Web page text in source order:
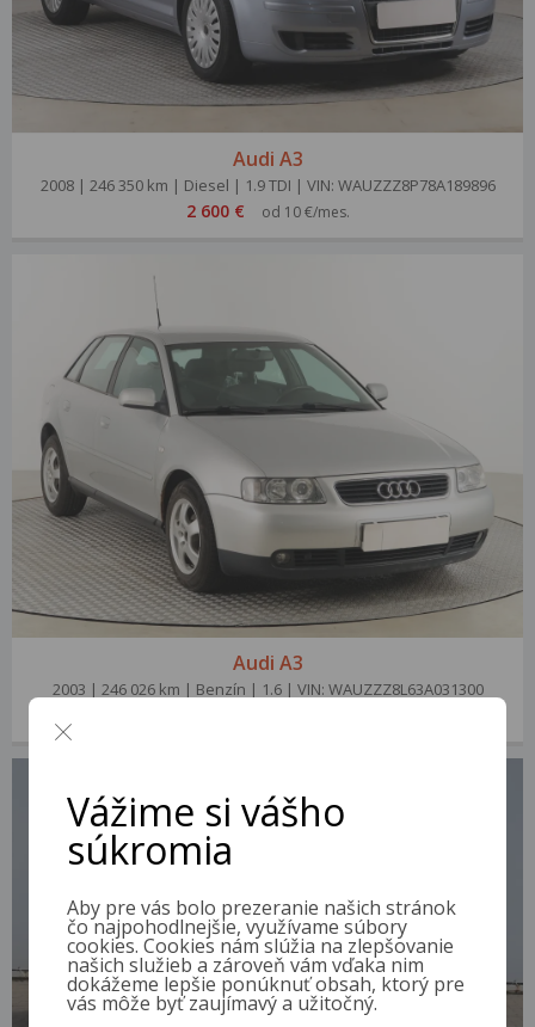
Audi A3
2008 | 246 350 km | Diesel | 1.9 TDI | VIN: WAUZZZ8P78A189896
2 600 € od 10 €/mes.
Audi A3
2003 | 246 026 km | Benzín | 1.6 | VIN: WAUZZZ8L63A031300
Vážime si vášho
súkromia
Aby pre vás bolo prezeranie našich stránok
čo najpohodlnejšie, využívame súbory
cookies. Cookies nám slúžia na zlepšovanie
našich služieb a zároveň vám vďaka nim
dokážeme lepšie ponúknuť obsah, ktorý pre
vás môže byť zaujímavý a užitočný.